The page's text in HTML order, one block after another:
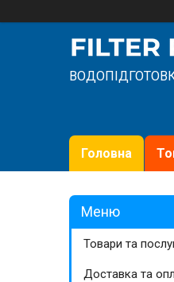
Головна
Товари та
Доставка та